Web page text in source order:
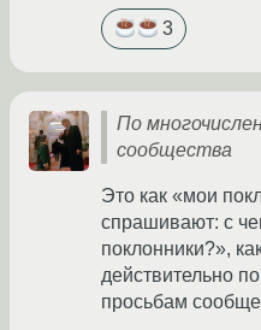
3
По
сообщества
Это как «мои
спрашивают: с
поклонники?»,
действительно
просьбам